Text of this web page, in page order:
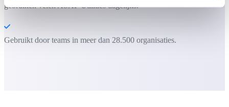
gebruiken velen ASAP Utilities dagelijks.
Gebruikt door teams in meer dan 28.500 organisaties.